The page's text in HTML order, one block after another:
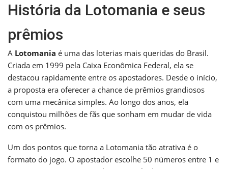
História da Lotomania e seus
prêmios
A Lotomania é uma das loterias mais queridas do Brasil.
Criada em 1999 pela Caixa Econômica Federal, ela se
destacou rapidamente entre os apostadores. Desde o início,
a proposta era oferecer a chance de prêmios grandiosos
com uma mecânica simples. Ao longo dos anos, ela
conquistou milhões de fãs que sonham em mudar de vida
com os prêmios.
Um dos pontos que torna a Lotomania tão atrativa é o
formato do jogo. O apostador escolhe 50 números entre 1 e